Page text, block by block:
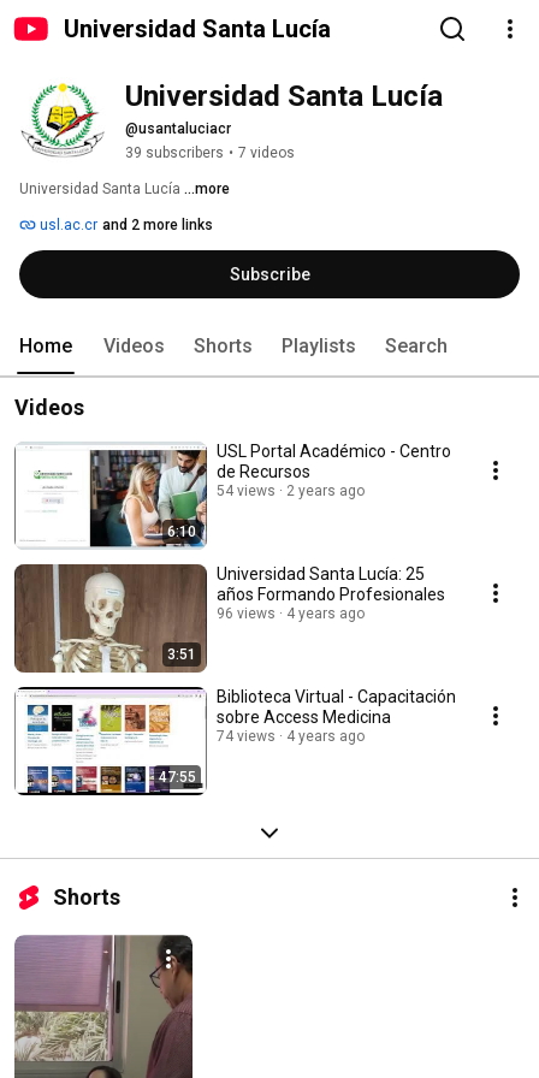
Universidad Santa Lucía
Universidad Santa Lucía
@usantaluciacr
39 subscribers • 7 videos
Universidad Santa Lucía ...more
usl.ac.cr and 2 more links
Subscribe
Home Videos Shorts Playlists Search
Videos
6:10
USL Portal Académico - Centro
de Recursos
54 views 2 years ago
3:51
Universidad Santa Lucía: 25
años Formando Profesionales
96 views 4 years ago
47:55
Biblioteca Virtual - Capacitación
sobre Access Medicina
74 views 4 years ago
Shorts